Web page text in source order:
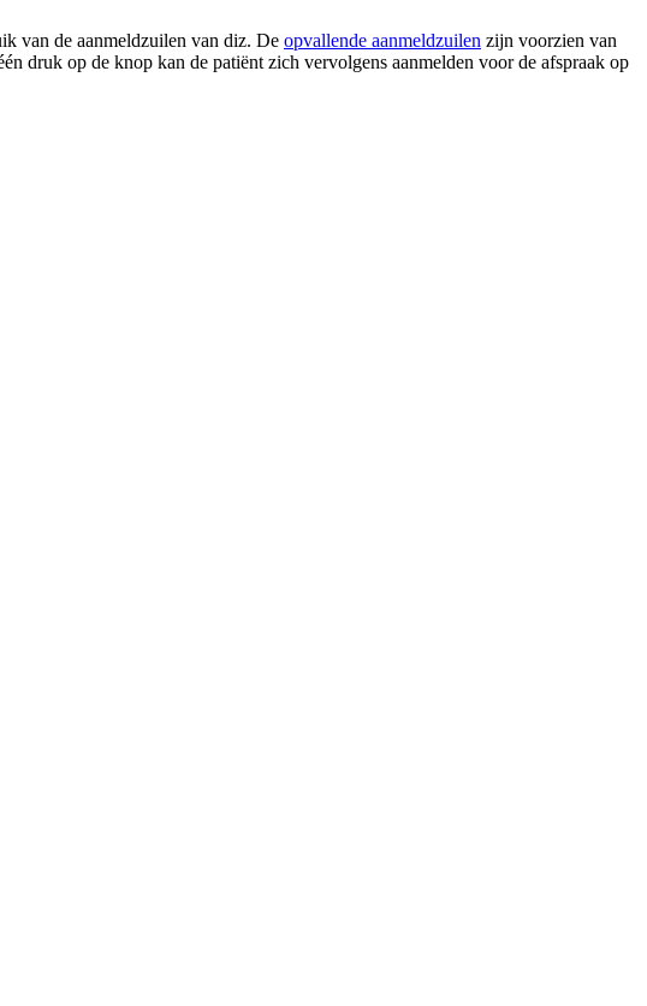
van de aanmeldzuilen van diz. De opvallende aanmeldzuilen zijn voorzien van
druk op de knop kan de patiënt zich vervolgens aanmelden voor de afspraak op